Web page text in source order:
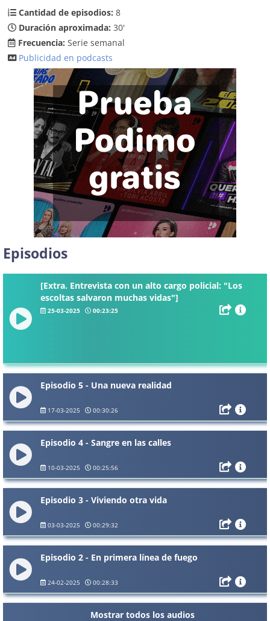
Cantidad de episodios: 8
Duración aproximada: 30'
Frecuencia: Serie semanal
Publicidad en podcasts
Episodios
[Extra. Entrevista con un alto cargo policial: "Los
escoltas salvaron muchas vidas"]
25-03-2025 00:23:25
Episodio 5 - Una nueva realidad
17-03-2025 00:30:26
Episodio 4 - Sangre en las calles
10-03-2025 00:25:56
Episodio 3 - Viviendo otra vida
03-03-2025 00:29:32
Episodio 2 - En primera línea de fuego
24-02-2025 00:28:33
Mostrar todos los audios